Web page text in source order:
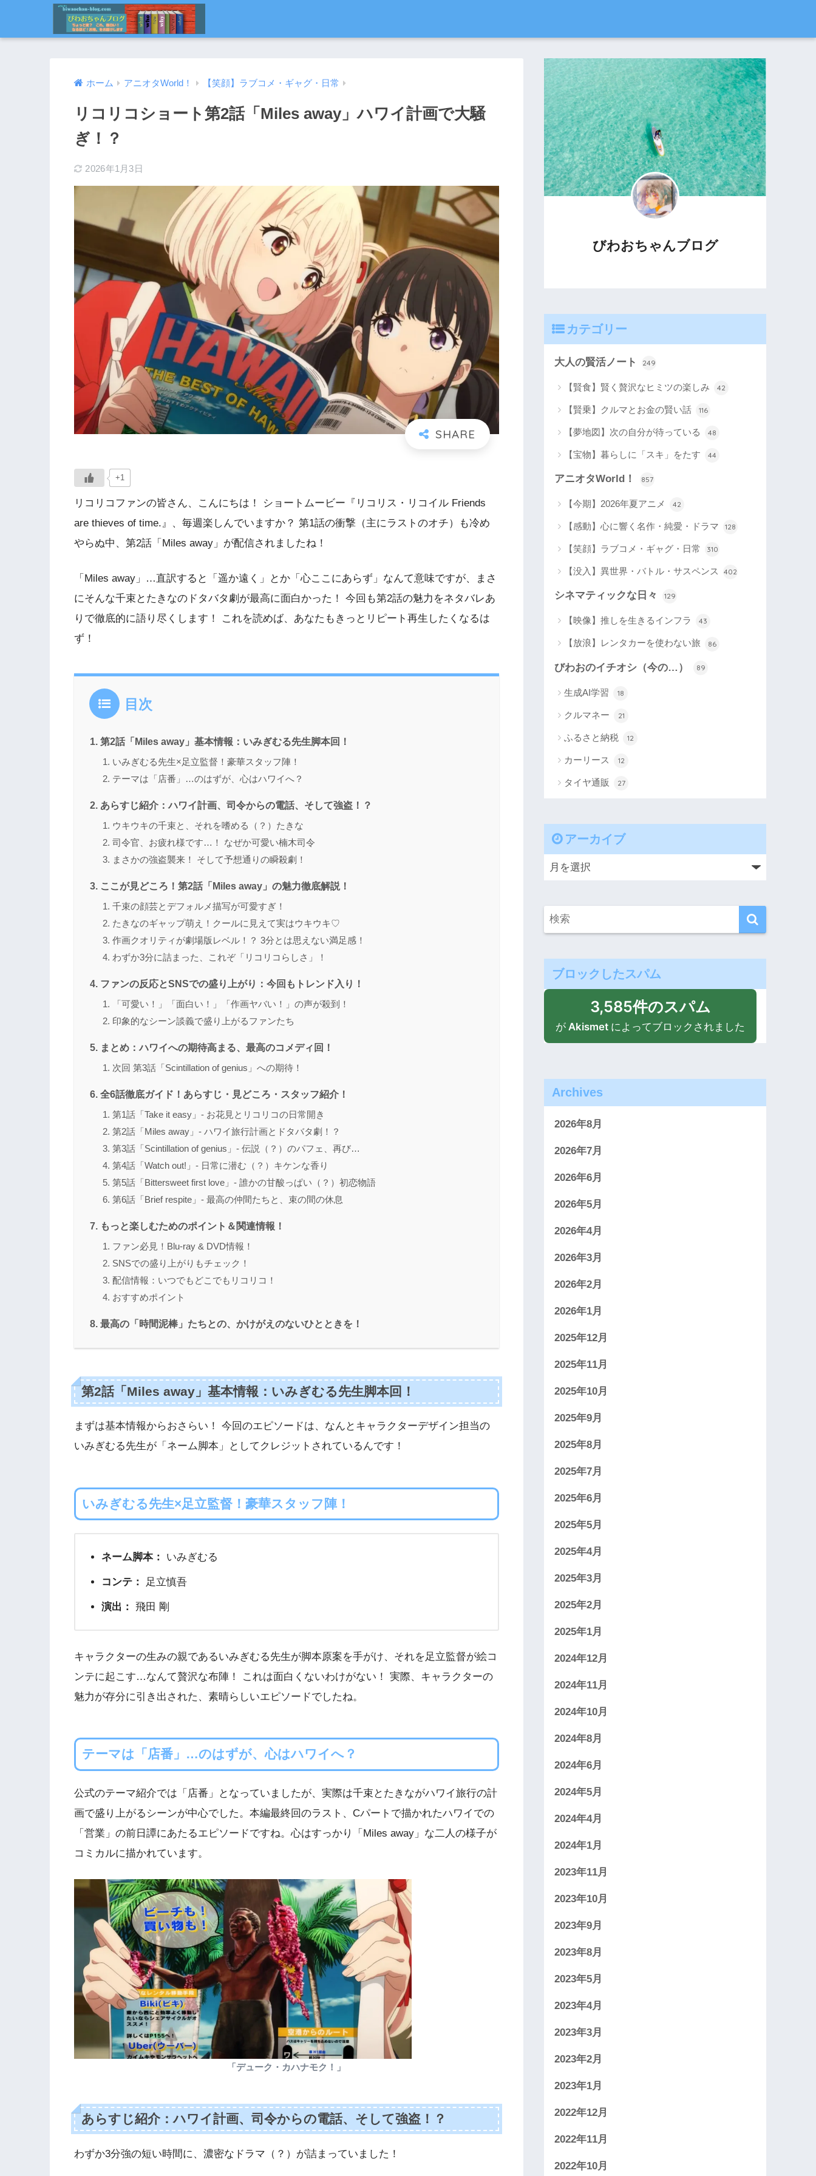
ホーム アニオタWorld！ 【笑顔】ラブコメ・ギャグ・日常
リコリコショート第2話「Miles away」ハワイ計画で大騒
ぎ！？
2026年1月3日
+1
リコリコファンの皆さん、こんにちは！ ショートムービー『リコリス・リコイル Friends
are thieves of time.』、毎週楽しんでいますか？ 第1話の衝撃（主にラストのオチ）も冷め
やらぬ中、第2話「Miles away」が配信されましたね！
「Miles away」…直訳すると「遥か遠く」とか「心ここにあらず」なんて意味ですが、まさ
にそんな千束とたきなのドタバタ劇が最高に面白かった！ 今回も第2話の魅力をネタバレあ
りで徹底的に語り尽くします！ これを読めば、あなたもきっとリピート再生したくなるは
ず！
目次
第2話「Miles away」基本情報：いみぎむる先生脚本回！
いみぎむる先生×足立監督！豪華スタッフ陣！
テーマは「店番」…のはずが、心はハワイへ？
あらすじ紹介：ハワイ計画、司令からの電話、そして強盗！？
ウキウキの千束と、それを嗜める（？）たきな
司令官、お疲れ様です…！ なぜか可愛い楠木司令
まさかの強盗襲来！ そして予想通りの瞬殺劇！
ここが見どころ！第2話「Miles away」の魅力徹底解説！
千束の顔芸とデフォルメ描写が可愛すぎ！
たきなのギャップ萌え！クールに見えて実はウキウキ♡
作画クオリティが劇場版レベル！？ 3分とは思えない満足感！
わずか3分に詰まった、これぞ「リコリコらしさ」！
ファンの反応とSNSでの盛り上がり：今回もトレンド入り！
「可愛い！」「面白い！」「作画ヤバい！」の声が殺到！
印象的なシーン談義で盛り上がるファンたち
まとめ：ハワイへの期待高まる、最高のコメディ回！
次回 第3話「Scintillation of genius」への期待！
全6話徹底ガイド！あらすじ・見どころ・スタッフ紹介！
第1話「Take it easy」- お花見とリコリコの日常開き
第2話「Miles away」- ハワイ旅行計画とドタバタ劇！？
第3話「Scintillation of genius」- 伝説（？）のパフェ、再び…
第4話「Watch out!」- 日常に潜む（？）キケンな香り
第5話「Bittersweet first love」- 誰かの甘酸っぱい（？）初恋物語
第6話「Brief respite」- 最高の仲間たちと、束の間の休息
もっと楽しむためのポイント＆関連情報！
ファン必見！Blu-ray & DVD情報！
SNSでの盛り上がりもチェック！
配信情報：いつでもどこでもリコリコ！
おすすめポイント
最高の「時間泥棒」たちとの、かけがえのないひとときを！
第2話「Miles away」基本情報：いみぎむる先生脚本回！
まずは基本情報からおさらい！ 今回のエピソードは、なんとキャラクターデザイン担当の
いみぎむる先生が「ネーム脚本」としてクレジットされているんです！
いみぎむる先生×足立監督！豪華スタッフ陣！
ネーム脚本： いみぎむる
コンテ： 足立慎吾
演出： 飛田 剛
キャラクターの生みの親であるいみぎむる先生が脚本原案を手がけ、それを足立監督が絵コ
ンテに起こす…なんて贅沢な布陣！ これは面白くないわけがない！ 実際、キャラクターの
魅力が存分に引き出された、素晴らしいエピソードでしたね。
テーマは「店番」…のはずが、心はハワイへ？
公式のテーマ紹介では「店番」となっていましたが、実際は千束とたきながハワイ旅行の計
画で盛り上がるシーンが中心でした。本編最終回のラスト、Cパートで描かれたハワイでの
「営業」の前日譚にあたるエピソードですね。心はすっかり「Miles away」な二人の様子が
コミカルに描かれています。
「デューク・カハナモク！」
あらすじ紹介：ハワイ計画、司令からの電話、そして強盗！？
わずか3分強の短い時間に、濃密なドラマ（？）が詰まっていました！
びわおちゃんブログ
カテゴリー
大人の賢活ノート 249
【賢食】賢く贅沢なヒミツの楽しみ 42
【賢乗】クルマとお金の賢い話 116
【夢地図】次の自分が待っている 48
【宝物】暮らしに「スキ」をたす 44
アニオタWorld！ 857
【今期】2026年夏アニメ 42
【感動】心に響く名作・純愛・ドラマ 128
【笑顔】ラブコメ・ギャグ・日常 310
【没入】異世界・バトル・サスペンス 402
シネマティックな日々 129
【映像】推しを生きるインフラ 43
【放浪】レンタカーを使わない旅 86
びわおのイチオシ（今の…） 89
生成AI学習 18
クルマネー 21
ふるさと納税 12
カーリース 12
タイヤ通販 27
アーカイブ
ブロックしたスパム
3,585件のスパム
が Akismet によってブロックされました
Archives
2026年8月
2026年7月
2026年6月
2026年5月
2026年4月
2026年3月
2026年2月
2026年1月
2025年12月
2025年11月
2025年10月
2025年9月
2025年8月
2025年7月
2025年6月
2025年5月
2025年4月
2025年3月
2025年2月
2025年1月
2024年12月
2024年11月
2024年10月
2024年8月
2024年6月
2024年5月
2024年4月
2024年1月
2023年11月
2023年10月
2023年9月
2023年8月
2023年5月
2023年4月
2023年3月
2023年2月
2023年1月
2022年12月
2022年11月
2022年10月